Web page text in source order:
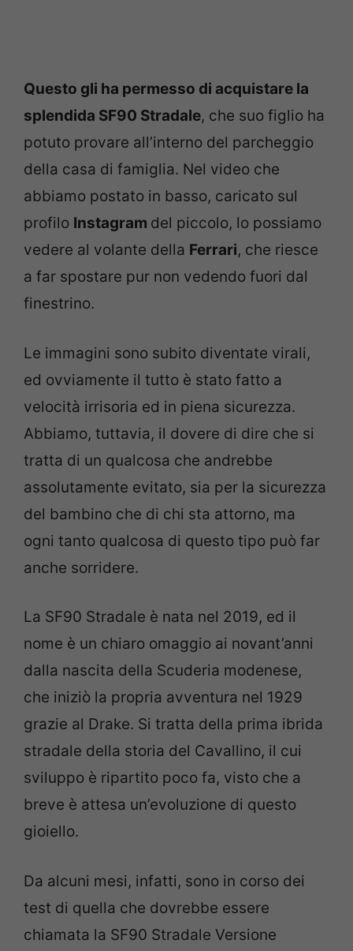
Questo gli ha permesso di acquistare la
splendida SF90 Stradale, che suo figlio ha
potuto provare all’interno del parcheggio
della casa di famiglia. Nel video che
abbiamo postato in basso, caricato sul
profilo Instagram del piccolo, lo possiamo
vedere al volante della Ferrari, che riesce
a far spostare pur non vedendo fuori dal
finestrino.
Le immagini sono subito diventate virali,
ed ovviamente il tutto è stato fatto a
velocità irrisoria ed in piena sicurezza.
Abbiamo, tuttavia, il dovere di dire che si
tratta di un qualcosa che andrebbe
assolutamente evitato, sia per la sicurezza
del bambino che di chi sta attorno, ma
ogni tanto qualcosa di questo tipo può far
anche sorridere.
La SF90 Stradale è nata nel 2019, ed il
nome è un chiaro omaggio ai novant’anni
dalla nascita della Scuderia modenese,
che iniziò la propria avventura nel 1929
grazie al Drake. Si tratta della prima ibrida
stradale della storia del Cavallino, il cui
sviluppo è ripartito poco fa, visto che a
breve è attesa un’evoluzione di questo
gioiello.
Da alcuni mesi, infatti, sono in corso dei
test di quella che dovrebbe essere
chiamata la SF90 Stradale Versione